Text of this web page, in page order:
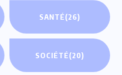
SANTÉ(26)
SOCIÉTÉ(20)